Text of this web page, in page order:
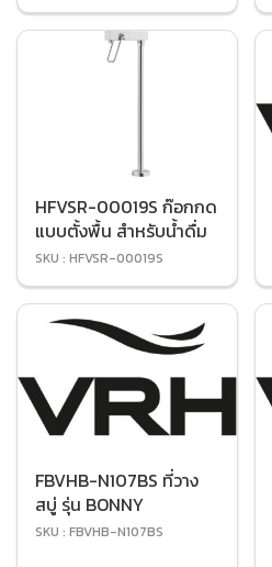
HFVSR-00019S ก๊อกกด
แบบตั้งพื้น สำหรับน้ำดื่ม
SKU : HFVSR-00019S
FBVHB-N107BS ที่วาง
สบู่ รุ่น BONNY
SKU : FBVHB-N107BS